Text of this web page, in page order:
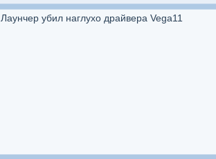
Лаунчер убил наглухо драйвера Vega11